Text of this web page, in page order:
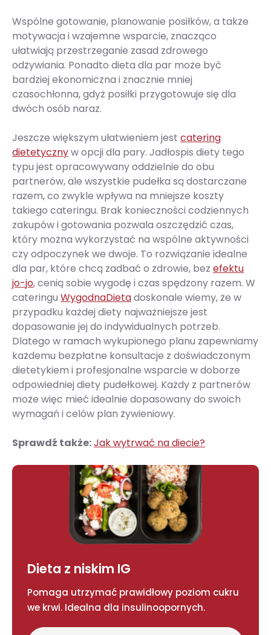
Wspólne gotowanie, planowanie posiłków, a także
motywacja i wzajemne wsparcie, znacząco
ułatwiają przestrzeganie zasad zdrowego
odżywiania. Ponadto dieta dla par może być
bardziej ekonomiczna i znacznie mniej
czasochłonna, gdyż posiłki przygotowuje się dla
dwóch osób naraz.
Jeszcze większym ułatwieniem jest catering
dietetycznyw opcji dla pary. Jadłospis diety tego
typu jest opracowywany oddzielnie do obu
partnerów, ale wszystkie pudełka są dostarczane
razem, co zwykle wpływa na mniejsze koszty
takiego cateringu. Brak konieczności codziennych
zakupów i gotowania pozwala oszczędzić czas,
który można wykorzystać na wspólne aktywności
czy odpoczynek we dwoje. To rozwiązanie idealne
dla par, które chcą zadbać o zdrowie, bez efektu
jo-jo, cenią sobie wygodę i czas spędzony razem. W
cateringu WygodnaDietadoskonale wiemy, że w
przypadku każdej diety najważniejsze jest
dopasowanie jej do indywidualnych potrzeb.
Dlatego w ramach wykupionego planu zapewniamy
każdemu bezpłatne konsultacje z doświadczonym
dietetykiem i profesjonalne wsparcie w doborze
odpowiedniej diety pudełkowej. Każdy z partnerów
może więc mieć idealnie dopasowany do swoich
wymagań i celów plan żywieniowy.
Sprawdź także:Jak wytrwać na diecie?
Dieta z niskim IG
Pomaga utrzymać prawidłowy poziom cukru
we krwi. Idealna dla insulinoopornych.